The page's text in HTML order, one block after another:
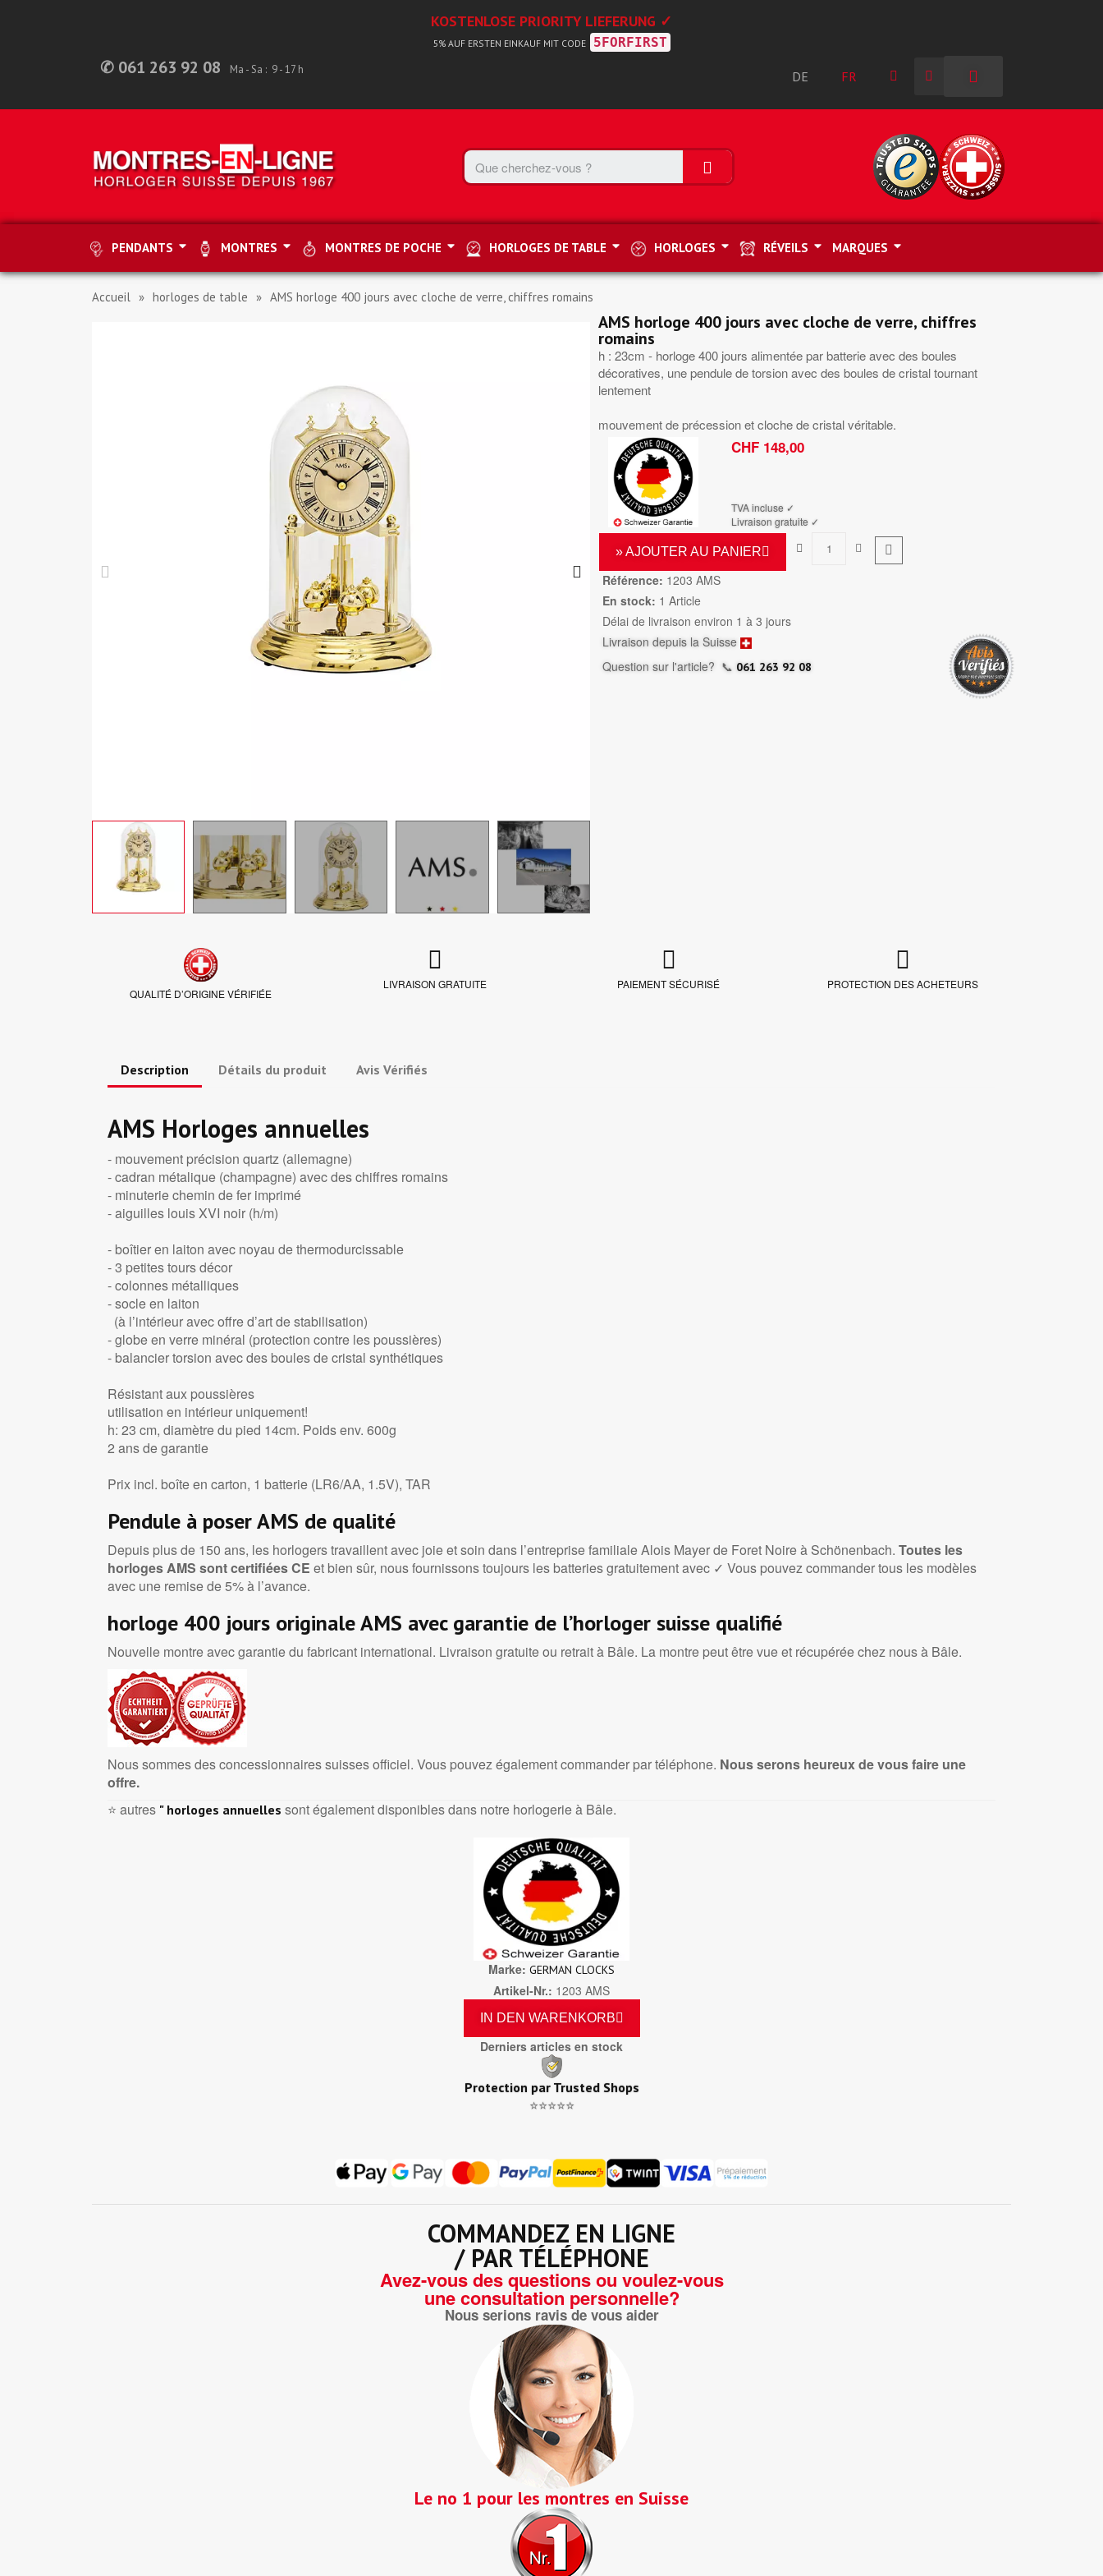
KOSTENLOSE PRIORITY LIEFERUNG ✓
5% AUF ERSTEN EINKAUF MIT CODE 5FORFIRST
✆ 061 263 92 08 Ma - Sa : 9 - 17 h DE FR
PENDANTS MONTRES MONTRES DE POCHE HORLOGES DE TABLE HORLOGES RÉVEILS MARQUES
Accueil horloges de table AMS horloge 400 jours avec cloche de verre, chiffres romains
AMS horloge 400 jours avec cloche de verre, chiffres
romains
h : 23cm - horloge 400 jours alimentée par batterie avec des boules
décoratives, une pendule de torsion avec des boules de cristal tournant
lentement
mouvement de précession et cloche de cristal véritable.
CHF 148,00
TVA incluse ✓
Livraison gratuite ✓
» AJOUTER AU PANIER
Référence: 1203 AMS
En stock: 1 Article
Délai de livraison environ 1 à 3 jours
Livraison depuis la Suisse
Question sur l'article? 📞 061 263 92 08
QUALITÉ D’ORIGINE VÉRIFIÉE
LIVRAISON GRATUITE PAIEMENT SÉCURISÉ PROTECTION DES ACHETEURS
Description Détails du produit Avis Vérifiés
AMS Horloges annuelles
- mouvement précision quartz (allemagne)
- cadran métalique (champagne) avec des chiffres romains
- minuterie chemin de fer imprimé
- aiguilles louis XVI noir (h/m)
- boîtier en laiton avec noyau de thermodurcissable
- 3 petites tours décor
- colonnes métalliques
- socle en laiton
(à l’intérieur avec offre d’art de stabilisation)
- globe en verre minéral (protection contre les poussières)
- balancier torsion avec des boules de cristal synthétiques
Résistant aux poussières
utilisation en intérieur uniquement!
h: 23 cm, diamètre du pied 14cm. Poids env. 600g
2 ans de garantie
Prix incl. boîte en carton, 1 batterie (LR6/AA, 1.5V), TAR
Pendule à poser AMS de qualité
Depuis plus de 150 ans, les horlogers travaillent avec joie et soin dans l’entreprise familiale Alois Mayer de Foret Noire à Schönenbach. Toutes les
horloges AMS sont certifiées CE et bien sûr, nous fournissons toujours les batteries gratuitement avec ✓ Vous pouvez commander tous les modèles
avec une remise de 5% à l’avance.
horloge 400 jours originale AMS avec garantie de l’horloger suisse qualifié
Nouvelle montre avec garantie du fabricant international. Livraison gratuite ou retrait à Bâle. La montre peut être vue et récupérée chez nous à Bâle.
Nous sommes des concessionnaires suisses officiel. Vous pouvez également commander par téléphone. Nous serons heureux de vous faire une
offre.
⭐ autres " horloges annuelles sont également disponibles dans notre horlogerie à Bâle.
Marke GERMAN CLOCKS
Artikel-Nr. 1203 AMS
IN DEN WARENKORB
Derniers articles en stock
Protection par Trusted Shops
⭐⭐⭐⭐⭐
COMMANDEZ EN LIGNE
/ PAR TÉLÉPHONE
Avez-vous des questions ou voulez-vous
une consultation personnelle?
Nous serions ravis de vous aider
Le no 1 pour les montres en Suisse